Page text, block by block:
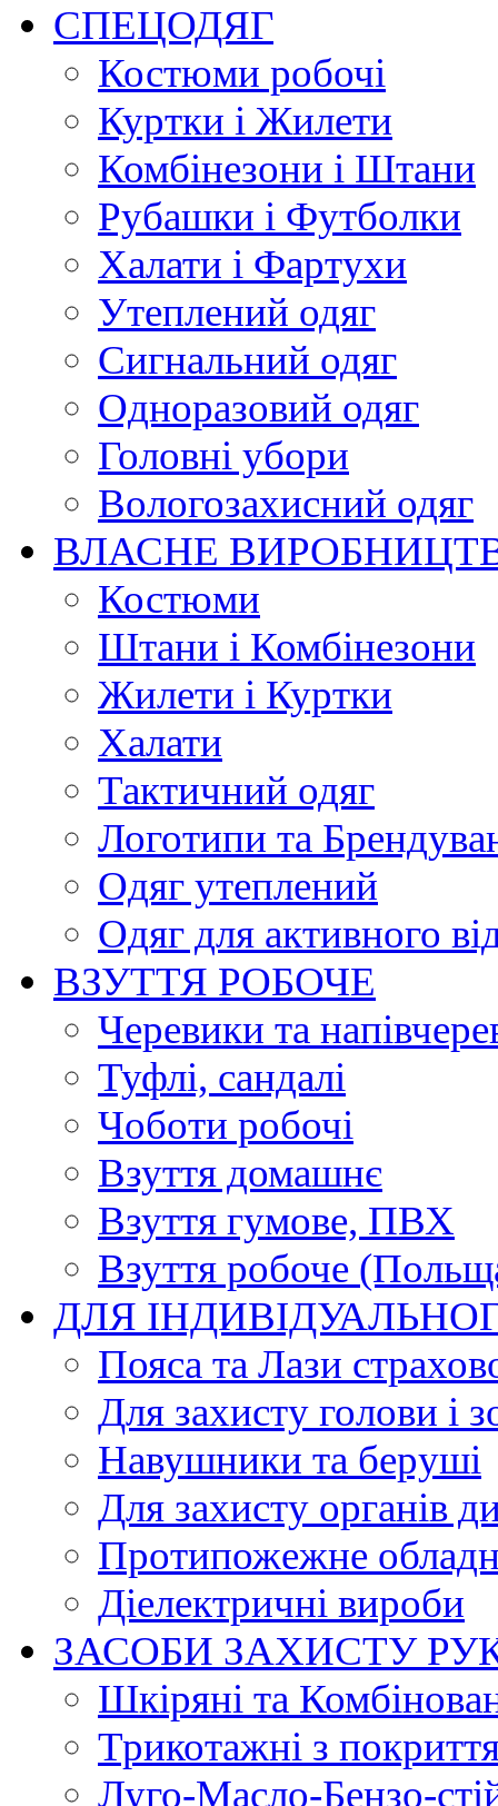
СПЕЦОДЯГ
Костюми робочі
Куртки і Жилети
Комбінезони і Штани
Рубашки і Футболки
Халати і Фартухи
Утеплений одяг
Сигнальний одяг
Одноразовий одяг
Головні убори
Вологозахисний одяг
ВЛАСНЕ
Костюми
Штани і Комбінезони
Жилети і Куртки
Халати
Тактичний одяг
Логотипи та
Одяг утеплений
Одяг для активного
ВЗУТТЯ РОБОЧЕ
Черевики та
Туфлі, сандалі
Чоботи робочі
Взуття домашнє
Взуття гумове, ПВХ
Взуття робоче
ДЛЯ
Пояса та Лази
Для захисту голови і
Навушники та беруші
Для захисту органів
Протипожежне
Діелектричні вироби
ЗАСОБИ ЗАХИСТУ
Шкіряні та
Трикотажні з
Луго-Масло-Бензо-